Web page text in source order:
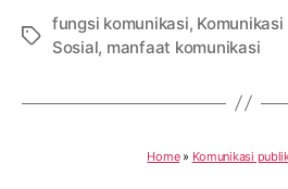
Tags
fungsi komunikasi,
Sosial, manfaat komunikasi
Home» Komunikasi